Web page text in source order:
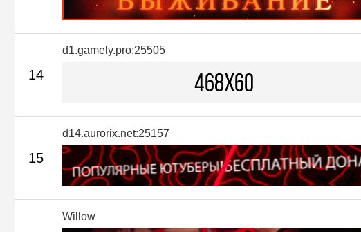
14
d1.gamely.pro:25505
15
d14.aurorix.net:25157
Willow